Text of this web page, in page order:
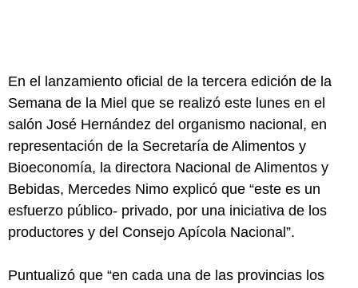
En el lanzamiento oficial de la tercera edición de la
Semana de la Miel que se realizó este lunes en el
salón José Hernández del organismo nacional, en
representación de la Secretaría de Alimentos y
Bioeconomía, la directora Nacional de Alimentos y
Bebidas, Mercedes Nimo explicó que “este es un
esfuerzo público- privado, por una iniciativa de los
productores y del Consejo Apícola Nacional”.
Puntualizó que “en cada una de las provincias los